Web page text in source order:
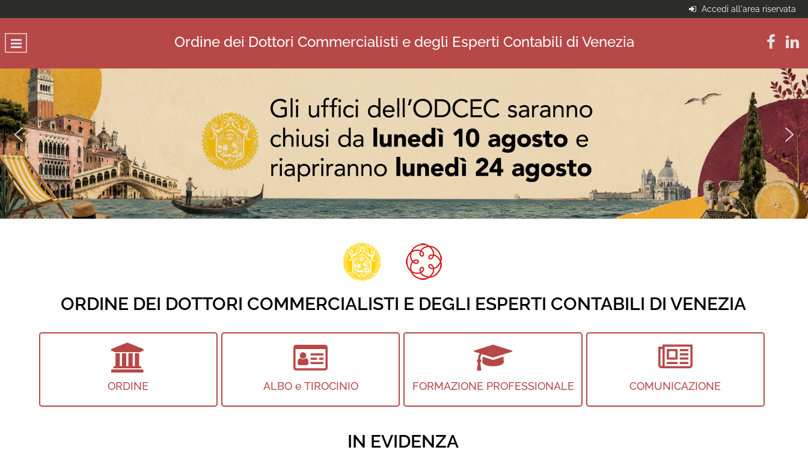
Accedi all'area riservata
Ordine dei Dottori Commercialisti e degli Esperti Contabili di Venezia
ORDINE DEI DOTTORI COMMERCIALISTI E DEGLI ESPERTI CONTABILI DI VENEZIA
ORDINE ALBO e TIROCINIO FORMAZIONE PROFESSIONALE COMUNICAZIONE
IN EVIDENZA